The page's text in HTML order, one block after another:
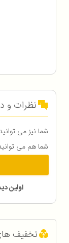
نظرات و
شما نیز می
شما هم می
اولین
تخفیف